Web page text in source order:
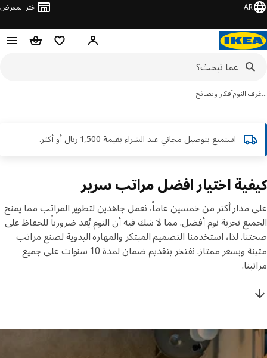
AR اختر المعرض
مرحبًا! سجل الدخول
قائمة المفضلةسلة التسوق
النومأفكار ونصائح
استمتع بتوصيل مجاني عند الشراء بقيمة 1,500 ريال أو أكثر.​
اختيار افضل مراتب سرير
مدار أكثر من خمسين عاماً، نعمل جاهدين لتطوير المراتب مما يمنح
تجربة نوم أفضل. مما لا شك فيه أن النوم يُعد ضرورياً للحفاظ على
لذا، استخدمنا التصميم المبتكر والمهارة اليدوية لصنع مراتب
متينة وبسعر ممتاز. نفتخر بتقديم ضمان لمدة 10 سنوات على جميع